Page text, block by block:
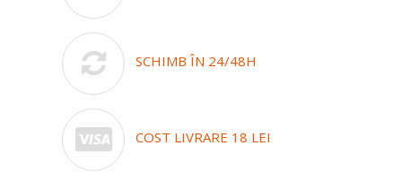
SCHIMB ÎN 24/48H
COST LIVRARE 18 LEI